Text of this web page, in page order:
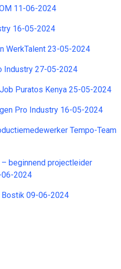
11-06-2024
16-05-2024
WerkTalent 23-05-2024
Industry 27-05-2024
Puratos Kenya 25-05-2024
Pro Industry 16-05-2024
Tempo-Team
beginnend projectleider
06-2024
09-06-2024